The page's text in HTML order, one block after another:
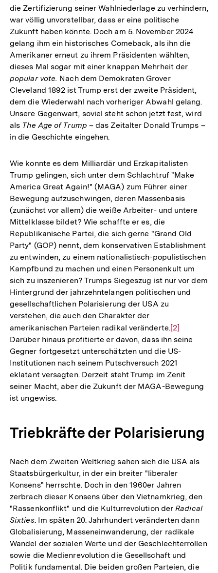
die Zertifizierung seiner Wahlniederlage zu verhindern,
war völlig unvorstellbar, dass er eine politische
Zukunft haben könnte. Doch am 5. November 2024
gelang ihm ein historisches Comeback, als ihn die
Amerikaner erneut zu ihrem Präsidenten wählten,
dieses Mal sogar mit einer knappen Mehrheit der
popular vote. Nach dem Demokraten Grover
Cleveland 1892 ist Trump erst der zweite Präsident,
dem die Wiederwahl nach vorheriger Abwahl gelang.
Unsere Gegenwart, soviel steht schon jetzt fest, wird
als The Age of Trump – das Zeitalter Donald Trumps –
in die Geschichte eingehen.
Wie konnte es dem Milliardär und Erzkapitalisten
Trump gelingen, sich unter dem Schlachtruf "Make
America Great Again!" (MAGA) zum Führer einer
Bewegung aufzuschwingen, deren Massenbasis
(zunächst vor allem) die weiße Arbeiter- und untere
Mittelklasse bildet? Wie schaffte er es, die
Republikanische Partei, die sich gerne "Grand Old
Party" (GOP) nennt, dem konservativen Establishment
zu entwinden, zu einem nationalistisch-populistischen
Kampfbund zu machen und einen Personenkult um
sich zu inszenieren? Trumps Siegeszug ist nur vor dem
Hintergrund der jahrzehntelangen politischen und
gesellschaftlichen Polarisierung der USA zu
verstehen, die auch den Charakter der
amerikanischen Parteien radikal veränderte.Zur
Auflösung
der
Fußnote
[2]
Darüber hinaus profitierte er davon, dass ihn seine
Gegner fortgesetzt unterschätzten und die US-
Institutionen nach seinem Putschversuch 2021
eklatant versagten. Derzeit steht Trump im Zenit
seiner Macht, aber die Zukunft der MAGA-Bewegung
ist ungewiss.
Triebkräfte der Polarisierung
Nach dem Zweiten Weltkrieg sahen sich die USA als
Staatsbürgerkultur, in der ein breiter "liberaler
Konsens" herrschte. Doch in den 1960er Jahren
zerbrach dieser Konsens über den Vietnamkrieg, den
"Rassenkonflikt" und die Kulturrevolution der Radical
Sixties. Im späten 20. Jahrhundert veränderten dann
Globalisierung, Masseneinwanderung, der radikale
Wandel der sozialen Werte und der Geschlechterrollen
sowie die Medienrevolution die Gesellschaft und
Politik fundamental. Die beiden großen Parteien, die